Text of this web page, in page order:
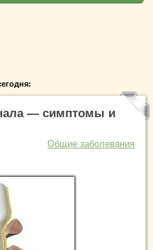
— симптомы и
Общие заболевания